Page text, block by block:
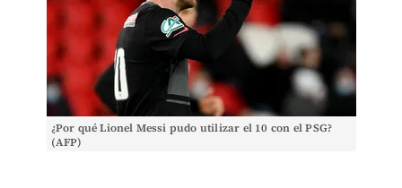
¿Por qué Lionel Messi pudo utilizar el 10 con el PSG?
(AFP)